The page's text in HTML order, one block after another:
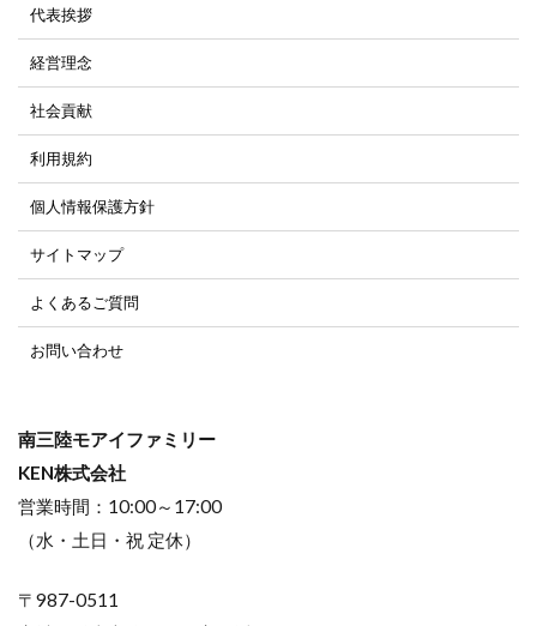
代表挨拶
経営理念
社会貢献
利用規約
個人情報保護方針
サイトマップ
よくあるご質問
お問い合わせ
南三陸モアイファミリー
KEN株式会社
営業時間：10:00～17:00
（水・土日・祝 定休）
〒987-0511